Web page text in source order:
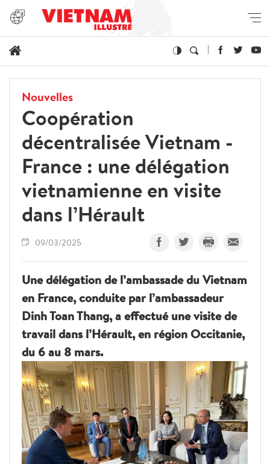
Nouvelles
Coopération
décentralisée Vietnam -
France : une délégation
vietnamienne en visite
dans l’Hérault
09/03/2025
Une délégation de l’ambassade du Vietnam
en France, conduite par l’ambassadeur
Dinh Toan Thang, a effectué une visite de
travail dans l’Hérault, en région Occitanie,
du 6 au 8 mars.